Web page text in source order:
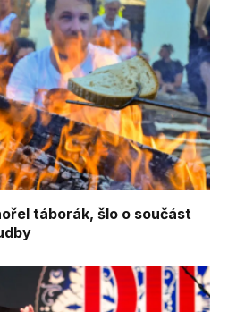
táborák, šlo o součást